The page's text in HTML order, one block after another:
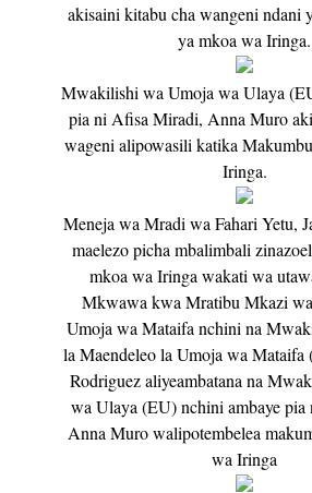
akisaini kitabu cha wangeni ndani
ya mkoa wa Iringa.
Mwakilishi wa Umoja wa Ulaya
pia ni Afisa Miradi, Anna Muro
wageni alipowasili katika
Iringa.
Meneja wa Mradi wa Fahari Yetu,
maelezo picha mbalimbali
mkoa wa Iringa wakati wa
Mkwawa kwa Mratibu Mkazi
Umoja wa Mataifa nchini na
la Maendeleo la Umoja wa
Rodriguez aliyeambatana na
wa Ulaya (EU) nchini ambaye
Anna Muro walipotembelea
wa Iringa